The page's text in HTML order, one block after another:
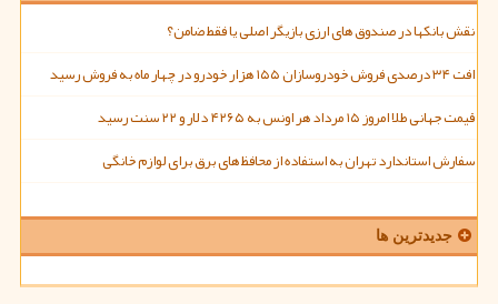
نقش بانکها در صندوق های ارزی بازیگر اصلی یا فقط ضامن؟
افت ۳۴ درصدی فروش خودروسازان ۱۵۵ هزار خودرو در چهار ماه به فروش رسید
قیمت جهانی طلا امروز ۱۵ مرداد هر اونس به ۴۲۶۵ دلار و ۲۲ سنت رسید
سفارش استاندارد تهران به استفاده از محافظ های برق برای لوازم خانگی
جدیدترین ها